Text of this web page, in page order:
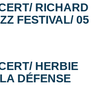
RICHARD
FESTIVAL/ 05
HERBIE
DÉFENSE